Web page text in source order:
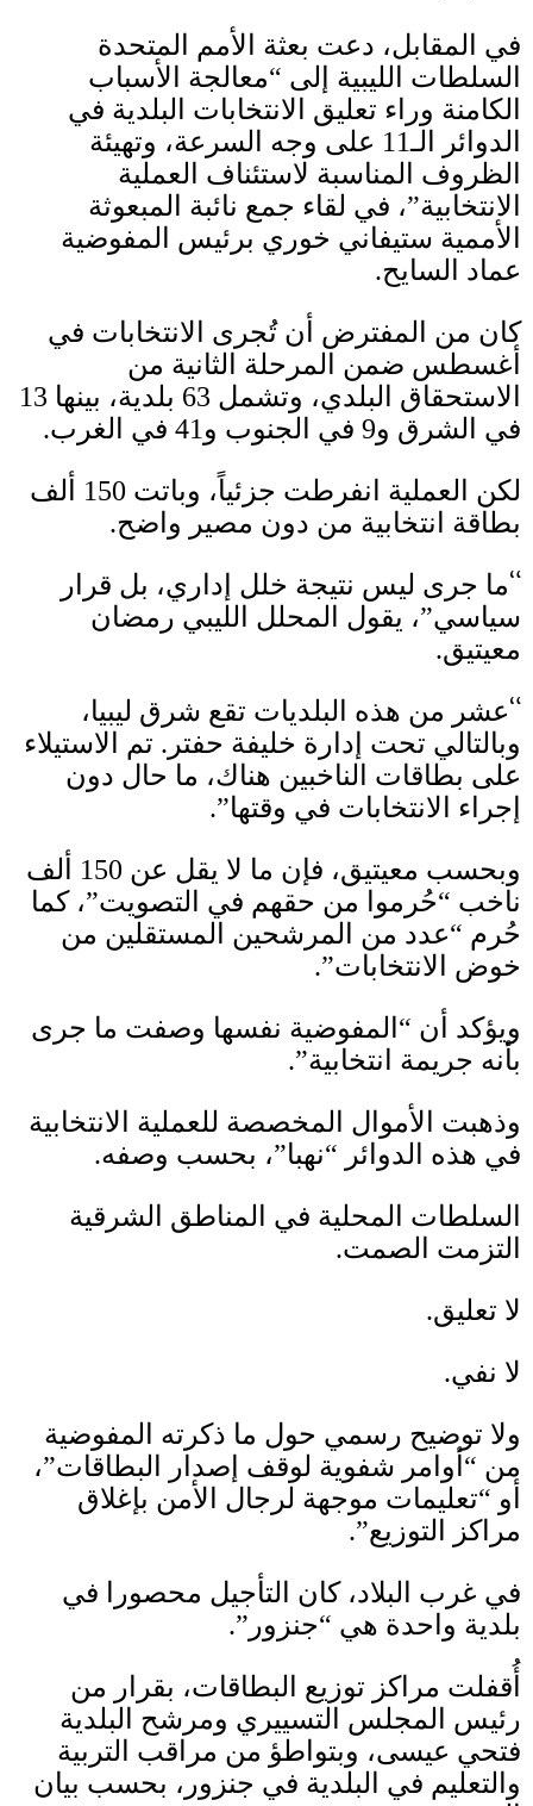
في المقابل، دعت بعثة الأمم المتحدة
السلطات الليبية إلى “معالجة الأسباب
الكامنة وراء تعليق الانتخابات البلدية في
الدوائر الـ11 على وجه السرعة، وتهيئة
الظروف المناسبة لاستئناف العملية
الانتخابية”، في لقاء جمع نائبة المبعوثة
الأممية ستيفاني خوري برئيس المفوضية
عماد السايح.
كان من المفترض أن تُجرى الانتخابات في
أغسطس ضمن المرحلة الثانية من
الاستحقاق البلدي، وتشمل 63 بلدية، بينها 13
في الشرق و9 في الجنوب و 41 في الغرب.
لكن العملية انفرطت جزئياً، وباتت 150
ألف
بطاقة انتخابية من دون مصير واضح.
“ما جرى ليس نتيجة خلل إداري، بل قرار
سياسي”، يقول المحلل الليبي رمضان
معيتيق.
“عشر من هذه البلديات تقع شرق ليبيا،
وبالتالي تحت إدارة خليفة حفتر . تم الاستيلاء
على بطاقات الناخبين هناك، ما حال دون
إجراء الانتخابات في وقتها”.
وبحسب معيتيق، فإن ما لا يقل عن 150
ألف
ناخب “حُرموا من حقهم في التصويت”، كما
حُرم “عدد من المرشحين المستقلين من
خوض الانتخابات”.
ويؤكد أن “المفوضية نفسها وصفت ما جرى
بأنه جريمة انتخابية”.
وذهبت الأموال المخصصة للعملية الانتخابية
في هذه الدوائر “نهبا”، بحسب وصفه.
السلطات المحلية في المناطق الشرقية
التزمت الصمت.
لا تعليق.
لا نفي.
ولا توضيح رسمي حول ما ذكرته المفوضية
من “أوامر شفوية لوقف إصدار البطاقات”،
أو “تعليمات موجهة لرجال الأمن بإغلاق
مراكز التوزيع”.
في غرب البلاد، كان التأجيل محصورا في
بلدية واحدة هي “جنزور”.
أُقفلت مراكز توزيع البطاقات، بقرار من
رئيس المجلس التسييري ومرشح البلدية
فتحي عيسى، وبتواطؤ من مراقب التربية
والتعليم في البلدية في جنزور، بحسب بيان